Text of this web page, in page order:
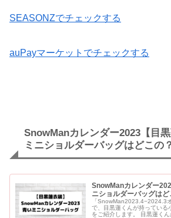
SEASONZでチェックする
auPayマーケットでチェックする
SnowManカレンダー2023【目
ミニショルダーバッグはどこの？
SnowManカレンダー
ニショルダーバッグはど
「SnowMan2023.4−2024.3
で、目黒蓮くんが持っている
をご紹介します。 目黒蓮くんが出演していたドラマ